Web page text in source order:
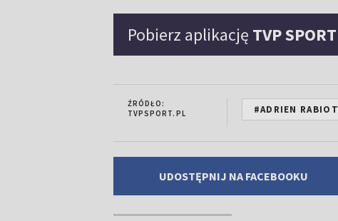
Pobierz aplikację TVP SPORT
ŹRÓDŁO:
TVPSPORT.PL
#ADRIEN RABIOT
UDOSTĘPNIJ NA FACEBOOKU